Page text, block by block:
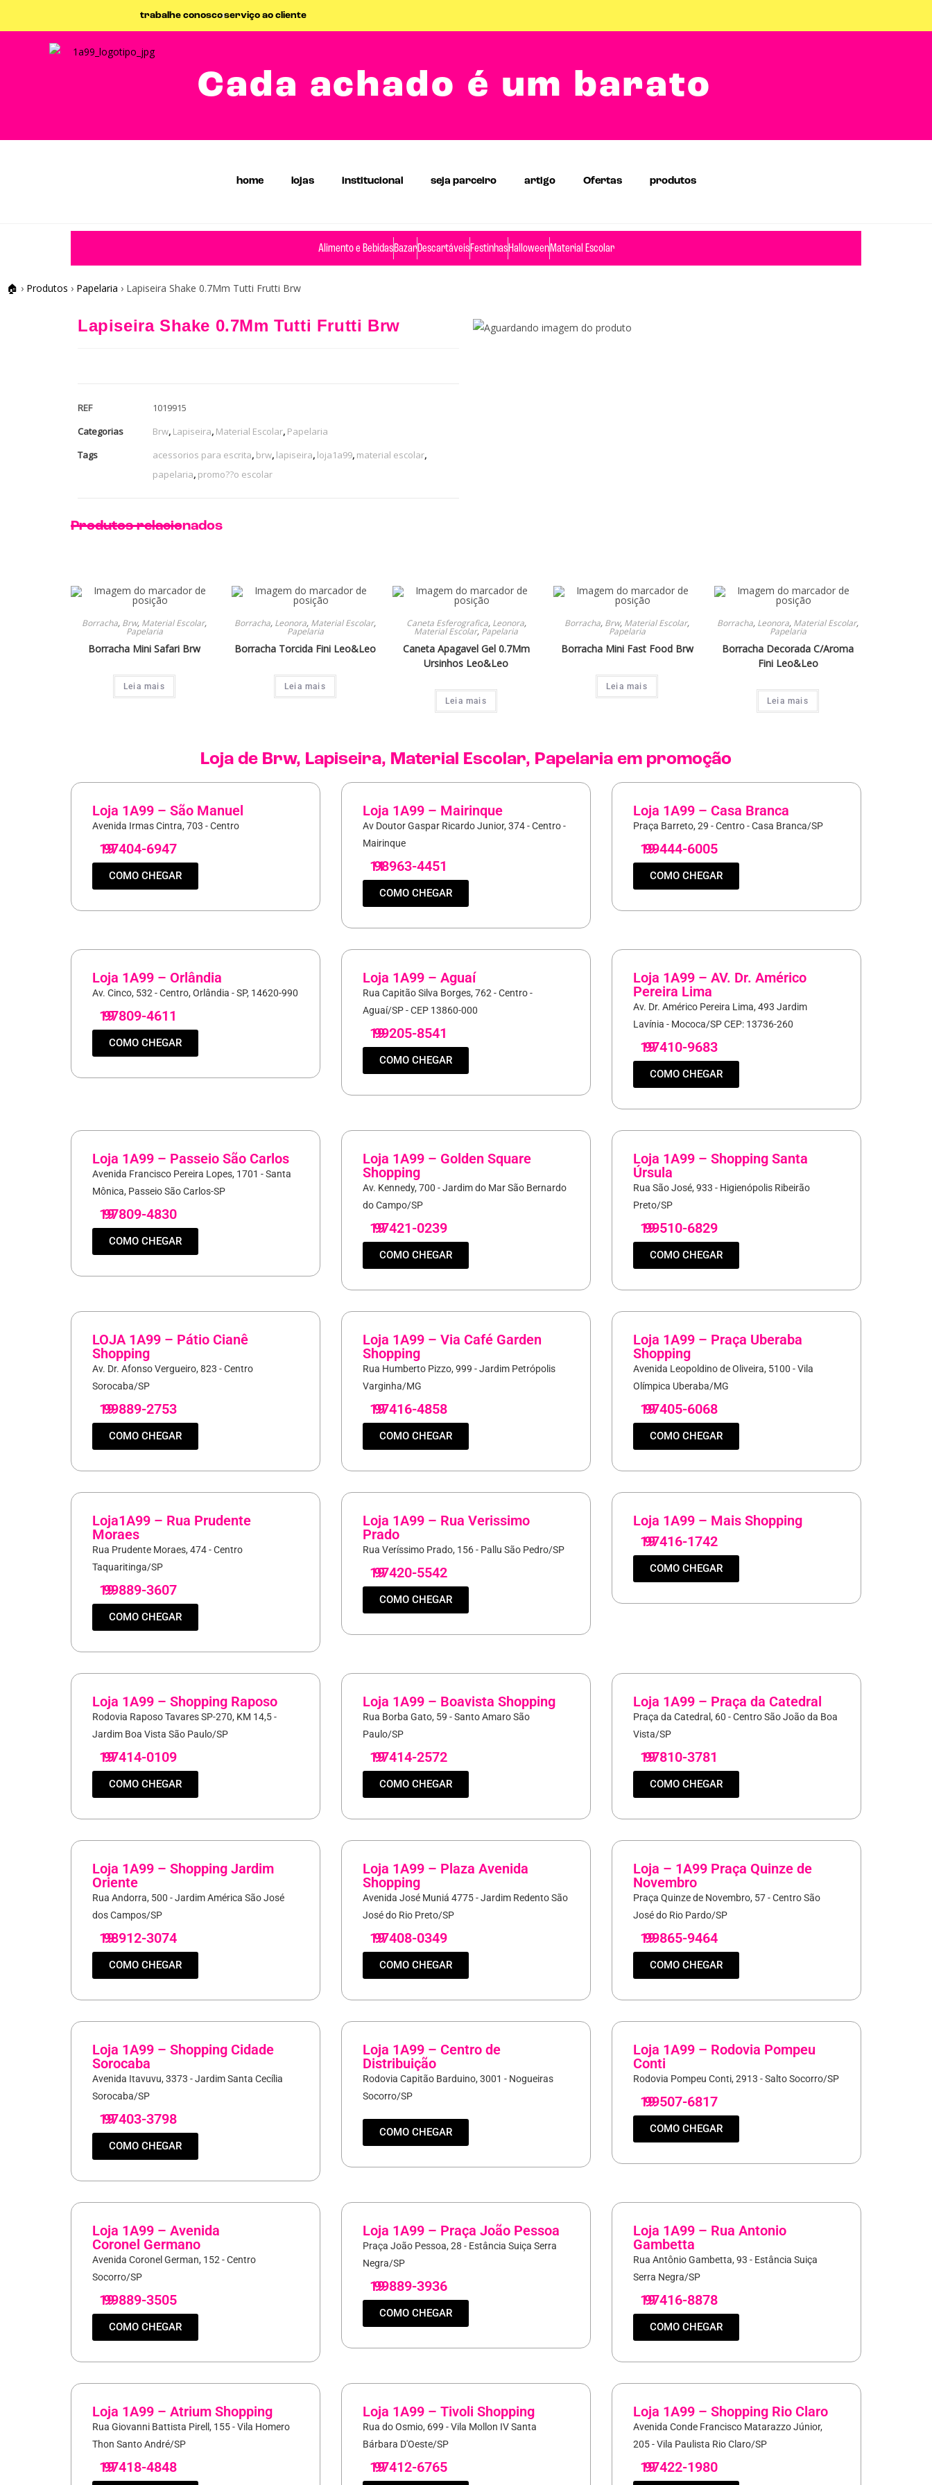
trabalhe conoscoserviço ao cliente
Cada achado é um barato
home lojas institucional seja parceiro artigo Ofertas produtos
Alimento e BebidasBazarDescartáveisFestinhasHalloweenMaterial Escolar
🏠 › Produtos › Papelaria › Lapiseira Shake 0.7Mm Tutti Frutti Brw
Lapiseira Shake 0.7Mm Tutti Frutti Brw
REF
1019915
Categorias
Brw, Lapiseira, Material Escolar, Papelaria
Tags
acessorios para escrita, brw, lapiseira, loja1a99, material escolar,
papelaria, promo??o escolar
Produtos relacionados
Borracha, Brw, Material Escolar,
Papelaria
Borracha Mini Safari Brw
Leia mais
Borracha, Leonora, Material Escolar,
Papelaria
Borracha Torcida Fini Leo&Leo
Leia mais
Caneta Esferografica, Leonora,
Material Escolar, Papelaria
Caneta Apagavel Gel 0.7Mm
Ursinhos Leo&Leo
Leia mais
Borracha, Brw, Material Escolar,
Papelaria
Borracha Mini Fast Food Brw
Leia mais
Borracha, Leonora, Material Escolar,
Papelaria
Borracha Decorada C/Aroma
Fini Leo&Leo
Leia mais
Loja de Brw, Lapiseira, Material Escolar, Papelaria em promoção
Loja 1A99 – São Manuel
Avenida Irmas Cintra, 703 - Centro
19
97404-6947
COMO CHEGAR
Loja 1A99 – Mairinque
Av Doutor Gaspar Ricardo Junior, 374 - Centro -
Mairinque
11
98963-4451
COMO CHEGAR
Loja 1A99 – Casa Branca
Praça Barreto, 29 - Centro - Casa Branca/SP
19
99444-6005
COMO CHEGAR
Loja 1A99 – Orlândia
Av. Cinco, 532 - Centro, Orlândia - SP, 14620-990
19
97809-4611
COMO CHEGAR
Loja 1A99 – Aguaí
Rua Capitão Silva Borges, 762 - Centro -
Aguaí/SP - CEP 13860-000
19
99205-8541
COMO CHEGAR
Loja 1A99 – AV. Dr. Américo
Pereira Lima
Av. Dr. Américo Pereira Lima, 493 Jardim
Lavínia - Mococa/SP CEP: 13736-260
19
97410-9683
COMO CHEGAR
Loja 1A99 – Passeio São Carlos
Avenida Francisco Pereira Lopes, 1701 - Santa
Mônica, Passeio São Carlos-SP
19
97809-4830
COMO CHEGAR
Loja 1A99 – Golden Square
Shopping
Av. Kennedy, 700 - Jardim do Mar São Bernardo
do Campo/SP
19
97421-0239
COMO CHEGAR
Loja 1A99 – Shopping Santa
Úrsula
Rua São José, 933 - Higienópolis Ribeirão
Preto/SP
19
99510-6829
COMO CHEGAR
LOJA 1A99 – Pátio Cianê
Shopping
Av. Dr. Afonso Vergueiro, 823 - Centro
Sorocaba/SP
19
99889-2753
COMO CHEGAR
Loja 1A99 – Via Café Garden
Shopping
Rua Humberto Pizzo, 999 - Jardim Petrópolis
Varginha/MG
19
97416-4858
COMO CHEGAR
Loja 1A99 – Praça Uberaba
Shopping
Avenida Leopoldino de Oliveira, 5100 - Vila
Olímpica Uberaba/MG
19
97405-6068
COMO CHEGAR
Loja1A99 – Rua Prudente
Moraes
Rua Prudente Moraes, 474 - Centro
Taquaritinga/SP
19
99889-3607
COMO CHEGAR
Loja 1A99 – Rua Verissimo
Prado
Rua Veríssimo Prado, 156 - Pallu São Pedro/SP
19
97420-5542
COMO CHEGAR
Loja 1A99 – Mais Shopping
19
97416-1742
COMO CHEGAR
Loja 1A99 – Shopping Raposo
Rodovia Raposo Tavares SP-270, KM 14,5 -
Jardim Boa Vista São Paulo/SP
19
97414-0109
COMO CHEGAR
Loja 1A99 – Boavista Shopping
Rua Borba Gato, 59 - Santo Amaro São
Paulo/SP
19
97414-2572
COMO CHEGAR
Loja 1A99 – Praça da Catedral
Praça da Catedral, 60 - Centro São João da Boa
Vista/SP
19
97810-3781
COMO CHEGAR
Loja 1A99 – Shopping Jardim
Oriente
Rua Andorra, 500 - Jardim América São José
dos Campos/SP
19
98912-3074
COMO CHEGAR
Loja 1A99 – Plaza Avenida
Shopping
Avenida José Muniá 4775 - Jardim Redento São
José do Rio Preto/SP
19
97408-0349
COMO CHEGAR
Loja – 1A99 Praça Quinze de
Novembro
Praça Quinze de Novembro, 57 - Centro São
José do Rio Pardo/SP
19
99865-9464
COMO CHEGAR
Loja 1A99 – Shopping Cidade
Sorocaba
Avenida Itavuvu, 3373 - Jardim Santa Cecília
Sorocaba/SP
19
97403-3798
COMO CHEGAR
Loja 1A99 – Centro de
Distribuição
Rodovia Capitão Barduino, 3001 - Nogueiras
Socorro/SP
COMO CHEGAR
Loja 1A99 – Rodovia Pompeu
Conti
Rodovia Pompeu Conti, 2913 - Salto Socorro/SP
19
99507-6817
COMO CHEGAR
Loja 1A99 – Avenida
Coronel Germano
Avenida Coronel German, 152 - Centro
Socorro/SP
19
99889-3505
COMO CHEGAR
Loja 1A99 – Praça João Pessoa
Praça João Pessoa, 28 - Estância Suiça Serra
Negra/SP
19
99889-3936
COMO CHEGAR
Loja 1A99 – Rua Antonio
Gambetta
Rua Antônio Gambetta, 93 - Estância Suiça
Serra Negra/SP
19
97416-8878
COMO CHEGAR
Loja 1A99 – Atrium Shopping
Rua Giovanni Battista Pirell, 155 - Vila Homero
Thon Santo André/SP
19
97418-4848
Loja 1A99 – Tivoli Shopping
Rua do Osmio, 699 - Vila Mollon IV Santa
Bárbara D'Oeste/SP
19
97412-6765
Loja 1A99 – Shopping Rio Claro
Avenida Conde Francisco Matarazzo Júnior,
205 - Vila Paulista Rio Claro/SP
19
97422-1980